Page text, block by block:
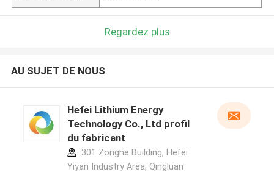
Regardez plus
AU SUJET DE NOUS
Hefei Lithium Energy
Technology Co., Ltd profil
du fabricant
301 Zonghe Building, Hefei
Yiyan Industry Area, Qingluan